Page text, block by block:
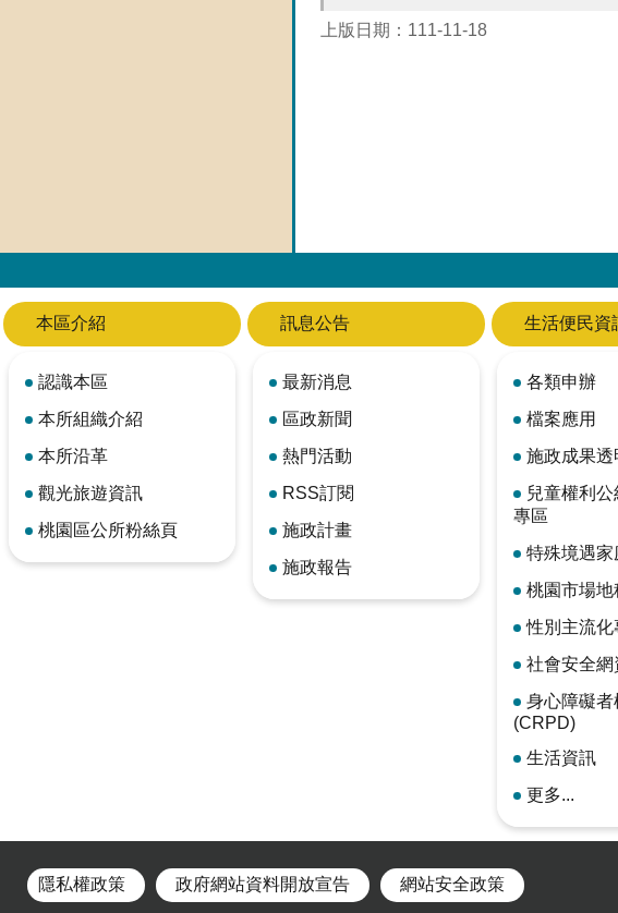
上版日期：111-11-18
本區介紹
認識本區
本所組織介紹
本所沿革
觀光旅遊資訊
桃園區公所粉絲頁
訊息公告
最新消息
區政新聞
熱門活動
RSS訂閱
施政計畫
施政報告
生活便民資
各類申辦
檔案應用
施政成果透
兒童權利公
專區
特殊境遇家
桃園市場地
性別主流化
社會安全網
身心障礙者
(CRPD)
生活資訊
更多...
隱私權政策 政府網站資料開放宣告 網站安全政策